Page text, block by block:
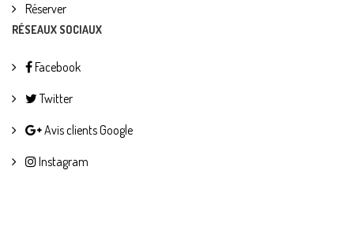
Réserver
RÉSEAUX SOCIAUX
Facebook
Twitter
Avis clients Google
Instagram